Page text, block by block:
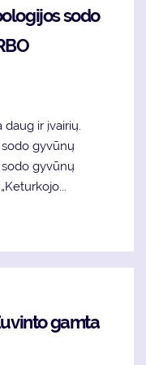
sodo
daug ir įvairių.
gyvūnų
gyvūnų
gamta